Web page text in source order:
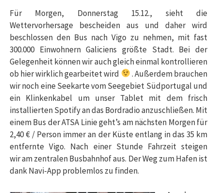
Für Morgen, Donnerstag 15.12., sieht die
Wettervorhersage bescheiden aus und daher wird
beschlossen den Bus nach Vigo zu nehmen, mit fast
300.000 Einwohnern Galiciens größte Stadt. Bei der
Gelegenheit können wir auch gleich einmal kontrollieren
ob hier wirklich gearbeitet wird
. Außerdem brauchen
wir noch eine Seekarte vom Seegebiet Südportugal und
ein Klinkenkabel um unser Tablet mit dem frisch
installierten Spotify an das Bordradio anzuschließen. Mit
einem Bus der ATSA Linie geht’s am nächsten Morgen für
2,40 € / Person immer an der Küste entlang in das 35 km
entfernte Vigo. Nach einer Stunde Fahrzeit steigen
wir am zentralen Busbahnhof aus. Der Weg zum Hafen ist
dank Navi-App problemlos zu finden.